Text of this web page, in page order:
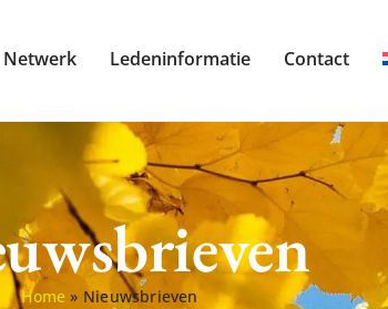
Netwerk Ledeninformatie Contact
Home » Nieuwsbrieven